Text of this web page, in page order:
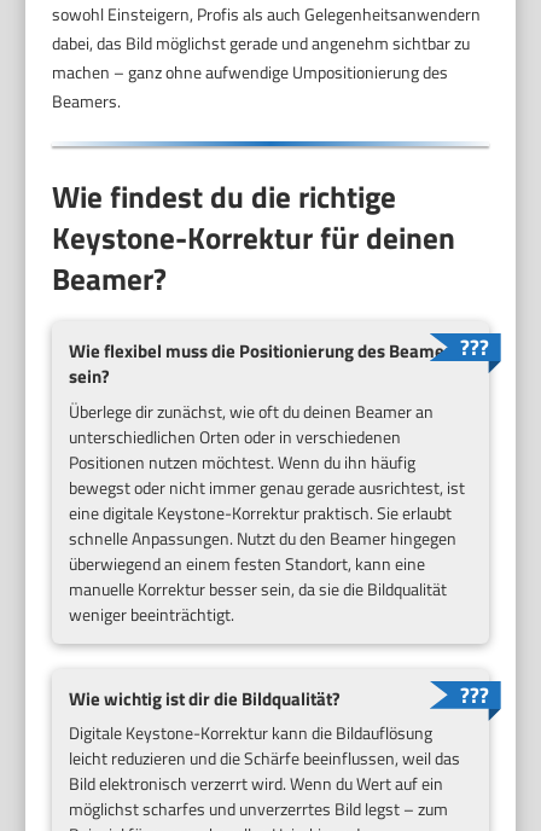
sowohl Einsteigern, Profis als auch Gelegenheitsanwendern
dabei, das Bild möglichst gerade und angenehm sichtbar zu
machen – ganz ohne aufwendige Umpositionierung des
Beamers.
Wie findest du die richtige
Keystone-Korrektur für deinen
Beamer?
Wie flexibel muss die Positionierung des Beamers
sein?
Überlege dir zunächst, wie oft du deinen Beamer an
unterschiedlichen Orten oder in verschiedenen
Positionen nutzen möchtest. Wenn du ihn häufig
bewegst oder nicht immer genau gerade ausrichtest, ist
eine digitale Keystone-Korrektur praktisch. Sie erlaubt
schnelle Anpassungen. Nutzt du den Beamer hingegen
überwiegend an einem festen Standort, kann eine
manuelle Korrektur besser sein, da sie die Bildqualität
weniger beeinträchtigt.
Wie wichtig ist dir die Bildqualität?
Digitale Keystone-Korrektur kann die Bildauflösung
leicht reduzieren und die Schärfe beeinflussen, weil das
Bild elektronisch verzerrt wird. Wenn du Wert auf ein
möglichst scharfes und unverzerrtes Bild legst – zum